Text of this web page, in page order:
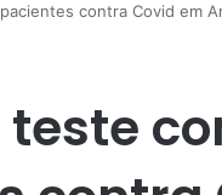
contra Covid em